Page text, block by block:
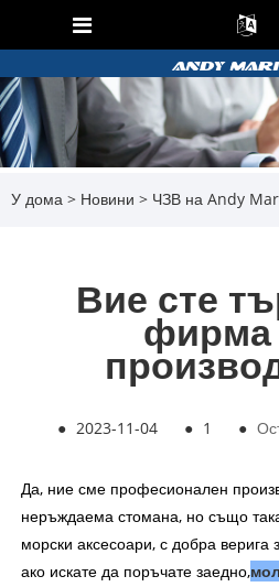
У дома > Новини > ЧЗВ на Andy
Вие сте
фирма
● 2023-11-04 ● 1 ●
Да, ние сме професионален
неръждаема стомана, но също
морски аксесоари, с добра верига
ако искате да поръчате заедно,